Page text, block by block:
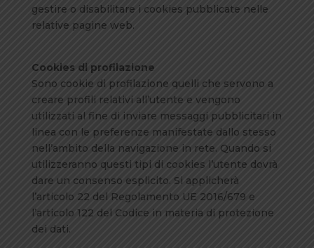
gestire o disabilitare i cookies pubblicate nelle
relative pagine web.
Cookies di profilazione
Sono cookie di profilazione quelli che servono a
creare profili relativi all’utente e vengono
utilizzati al fine di inviare messaggi pubblicitari in
linea con le preferenze manifestate dallo stesso
nell’ambito della navigazione in rete. Quando si
utilizzeranno questi tipi di cookies l’utente dovrà
dare un consenso esplicito. Si applicherà
l’articolo 22 del Regolamento UE 2016/679 e
l’articolo 122 del Codice in materia di protezione
dei dati.